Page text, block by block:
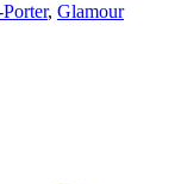
, Glamour